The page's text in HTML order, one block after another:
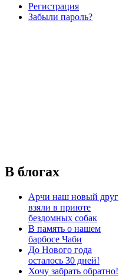
Регистрация
Забыли пароль?
В блогах
Арчи наш новый друг
взяли в приюте
бездомных собак
В память о нашем
барбосе Чаби
До Нового года
осталось 30 дней!
Хочу забрать обратно!